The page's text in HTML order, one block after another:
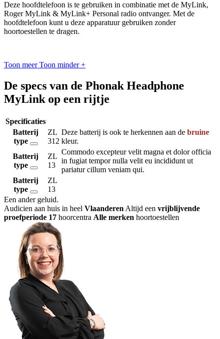
Deze hoofdtelefoon is te gebruiken in combinatie met de MyLink,
Roger MyLink & MyLink+ Personal radio ontvanger. Met de
hoofdtelefoon kunt u deze apparatuur gebruiken zonder
hoortoestellen te dragen.
Toon meer Toon minder +
De specs van de Phonak Headphone
MyLink op een rijtje
Specificaties
Batterij
type
ZL
312
Deze batterij is ook te herkennen aan de bruine
kleur.
Batterij
type
ZL
13
Commodo excepteur velit magna et dolor officia
in fugiat tempor nulla velit eu incididunt ut
pariatur cillum veniam qui.
Batterij
type
ZL
13
Een ander geluid.
Audicien aan huis in heel Vlaanderen Altijd een vrijblijvende
proefperiode 17 hoorcentra Alle merken hoortoestellen